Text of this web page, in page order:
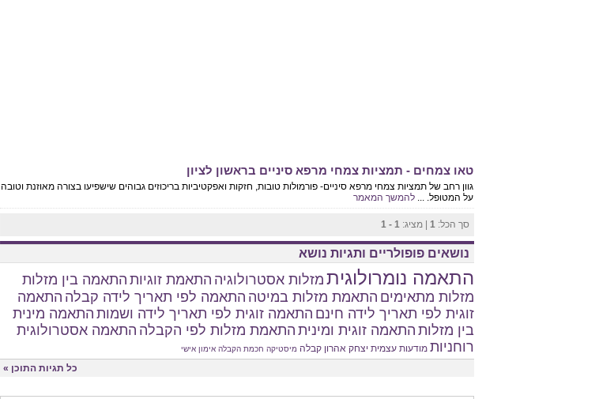
טאו צמחים - תמציות צמחי מרפא סיניים בראשון לציון
גוון רחב של תמציות צמחי מרפא סיניים- פורמולות טובות, חזקות ואפקטיביות בריכוזים גבוהים שישפיעו בצורה מאוזנת וטובה
על המטופל. ... להמשך המאמר
סך הכל: 1 | מציג: 1 - 1
נושאים פופולריים ותגיות נושא
התאמה נומרולוגית מזלות אסטרולוגיה התאמת זוגיות התאמה בין מזלות
מזלות מתאימים התאמת מזלות במיטה התאמה לפי תאריך לידה קבלה התאמה
זוגית לפי תאריך לידה חינם התאמה זוגית לפי תאריך לידה ושמות התאמה מינית
בין מזלות התאמה זוגית ומינית התאמת מזלות לפי הקבלה התאמה אסטרולוגית
רוחניות מודעות עצמית יצחק אהרון קבלה מיסטיקה חכמת הקבלה אימון אישי
כל תגיות התוכן »